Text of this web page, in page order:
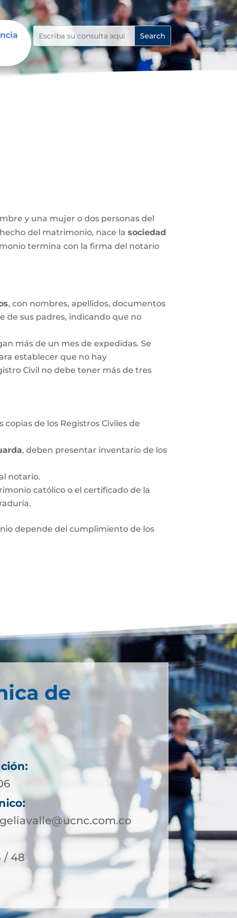
y una mujer o dos personas del
del matrimonio, nace lasociedad
termina con la firma del notario
, con nombres, apellidos, documentos
de sus padres, indicando que no
más de un mes de expedidas. Se
establecer que no hay
Civil no debe tener más de tres
de los Registros Civiles de
, deben presentar inventario de los
notario.
católico o el certificado de la
depende del cumplimiento de los
de
/ 48